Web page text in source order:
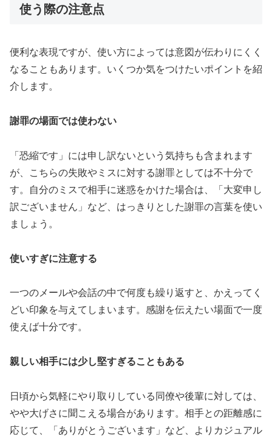
使う際の注意点
便利な表現ですが、使い方によっては意図が伝わりにくく
なることもあります。いくつか気をつけたいポイントを紹
介します。
謝罪の場面では使わない
「恐縮です」には申し訳ないという気持ちも含まれます
が、こちらの失敗やミスに対する謝罪としては不十分で
す。自分のミスで相手に迷惑をかけた場合は、「大変申し
訳ございません」など、はっきりとした謝罪の言葉を使い
ましょう。
使いすぎに注意する
一つのメールや会話の中で何度も繰り返すと、かえってく
どい印象を与えてしまいます。感謝を伝えたい場面で一度
使えば十分です。
親しい相手には少し堅すぎることもある
日頃から気軽にやり取りしている同僚や後輩に対しては、
やや大げさに聞こえる場合があります。相手との距離感に
応じて、「ありがとうございます」など、よりカジュアル